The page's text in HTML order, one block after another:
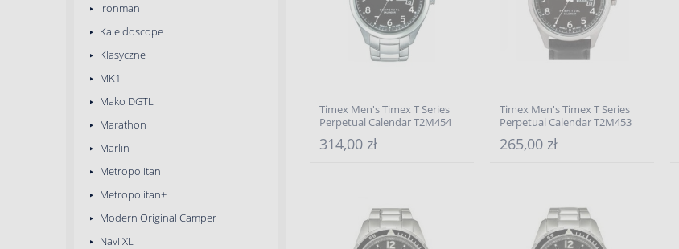
Ironman
Kaleidoscope
Klasyczne
MK1
Mako DGTL
Marathon
Marlin
Metropolitan
Metropolitan+
Modern Original Camper
Navi XL
Timex Men's Timex T Series
Perpetual Calendar T2M454
314,00 zł
Timex Men's Timex T Series
Perpetual Calendar T2M453
265,00 zł